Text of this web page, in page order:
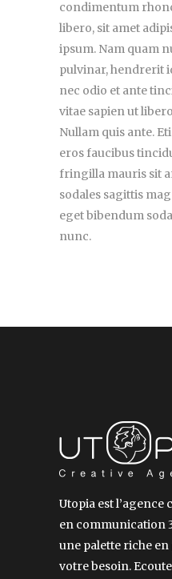
condimentum
libero, sit amet
ipsum. Nam quam
pulvinar, hendrerit
nec odio et ante
vitae sapien ut
Nullam quis ante.
eros faucibus
fringilla mauris sit
sodales sagittis
eget bibendum
nunc.
Utopia est l’agence
en communication
une palette riche
votre besoin.